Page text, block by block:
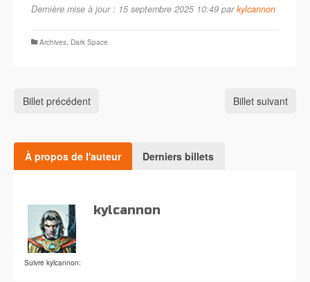
Dernière mise à jour : 15 septembre 2025 10:49 parkylcannon
Archives, Dark Space
Billet précédent Billet suivant
À propos de l'auteur Derniers billets
Suivre kylcannon:
kylcannon